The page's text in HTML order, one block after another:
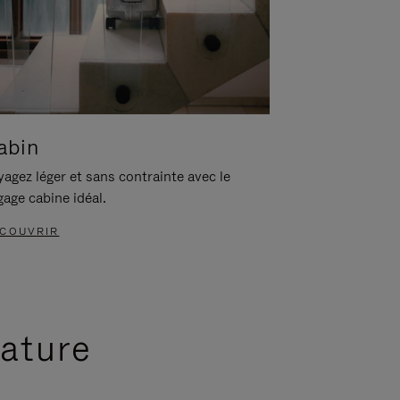
léger et sans contrainte avec le
cabine idéal.